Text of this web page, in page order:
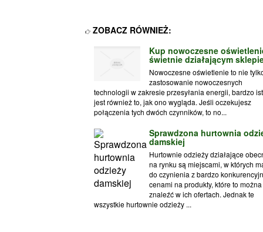
ZOBACZ RÓWNIEŻ:
Kup nowoczesne
świetnie działającym
Nowoczesne oświetlenie to nie
zastosowanie nowoczesnych
technologii w zakresie przesyłania energii, bardzo
jest również to, jak ono wygląda. Jeśli oczekujesz
połączenia tych dwóch czynników, to no...
Sprawdzona hurtownia
damskiej
Hurtownie odzieży działające
na rynku są miejscami, w których
do czynienia z bardzo
cenami na produkty, które to można
znaleźć w ich ofertach. Jednak te
wszystkie hurtownie odzieży ...